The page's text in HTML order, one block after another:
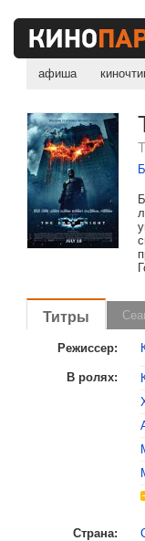
афиша
Титры
Режиссер:
В ролях:
Страна: